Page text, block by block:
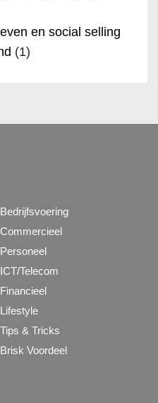
en social selling
(1)
Bedrijfsvoering
Commercieel
Personeel
ICT/Telecom
Financieel
Lifestyle
Tips & Tricks
Brisk Voordeel